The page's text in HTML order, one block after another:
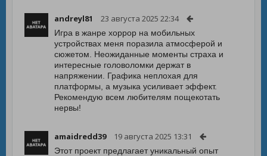
andreyl81 23 августа 2025 22:34
Игра в жанре хоррор на мобильных
устройствах меня поразила атмосферой и
сюжетом. Неожиданные моменты страха и
интересные головоломки держат в
напряжении. Графика неплохая для
платформы, а музыка усиливает эффект.
Рекомендую всем любителям пощекотать
нервы!
amaidredd39 19 августа 2025 13:31
Этот проект предлагает уникальный опыт